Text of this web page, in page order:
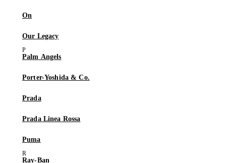
On
Our Legacy
Palm Angels
Porter-Yoshida & Co.
Prada
Prada Linea Rossa
Puma
Ray-Ban